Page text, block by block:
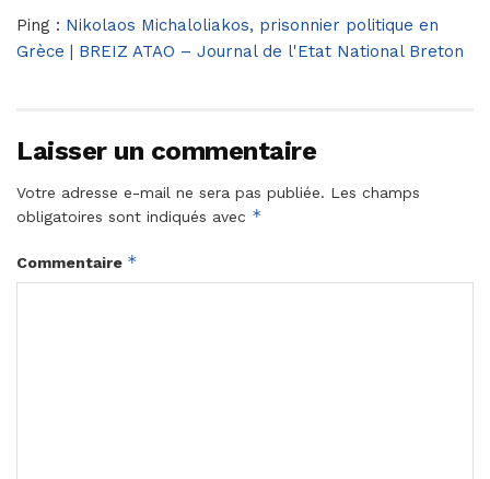
Ping : Nikolaos Michaloliakos, prisonnier politique en
Grèce | BREIZ ATAO – Journal de l'Etat National Breton
Laisser un commentaire
Votre adresse e-mail ne sera pas publiée. Les champs
obligatoires sont indiqués avec *
Commentaire *